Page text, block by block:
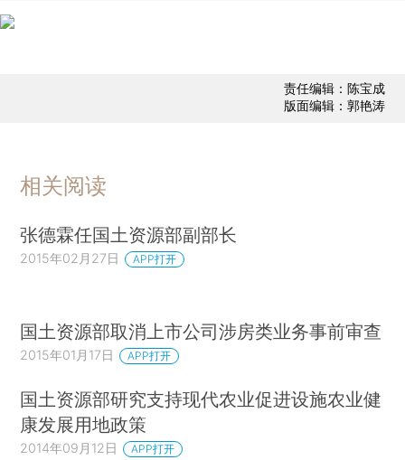
责任编辑：陈宝成
版面编辑：郭艳涛
相关阅读
张德霖任国土资源部副部长
2015年02月27日 APP打开
国土资源部取消上市公司涉房类业务事前审查
2015年01月17日 APP打开
国土资源部研究支持现代农业促进设施农业健
康发展用地政策
2014年09月12日 APP打开